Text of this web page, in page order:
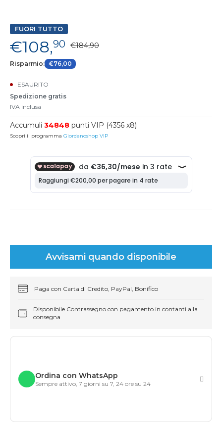
FUORI TUTTO
€108,90 €184,90
Risparmio: €76,00
ESAURITO
Spedizione gratis
IVA inclusa
Accumuli 34848 punti VIP (4356 x8)
Scopri il programma Giordanoshop VIP
Avvisami quando disponibile
Paga con Carta di Credito, PayPal, Bonifico
Disponibile Contrassegno con pagamento in contanti alla
consegna
Ordina con WhatsApp
Sempre attivo, 7 giorni su 7, 24 ore su 24